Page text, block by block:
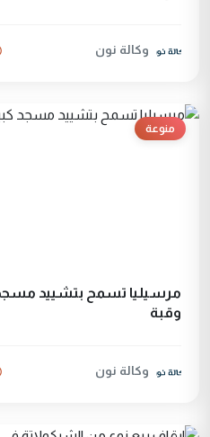
وكالة نون
منوعة
مرسيليا تسمح بتشييد
وقبة
وكالة نون